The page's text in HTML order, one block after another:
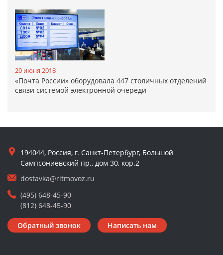
20 июня 2018
«Почта России» оборудовала 447 столичных отделений
связи системой электронной очереди
194044, Россия, г. Санкт-Петербург, Большой
Сампсониевский пр., дом 30, кор.2
dostavka@ritmovoz.ru
(495) 648-45-90
(812) 648-45-90
Обратный звонок Написать нам